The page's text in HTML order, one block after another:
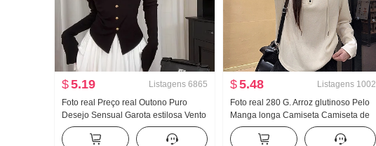
$5.19 Listagens 6865
Foto real Preço real Outono Puro
Desejo Sensual Garota estilosa Vento
Francês Ombro caído Manga longa
Camiseta Feminino Babados Cintura
$5.48 Listagens 1002
Foto real 280 G. Arroz glutinoso Pelo
Manga longa Camiseta Camiseta de
base Feminino Modelo fino Estilo
Primavera e outono Cor sólida Novo